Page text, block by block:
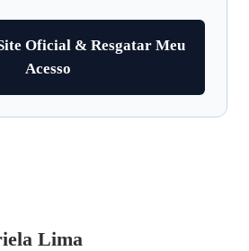
Oficial & Resgatar Meu
Acesso
Lima